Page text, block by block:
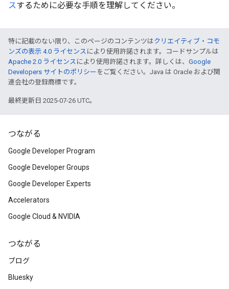
スするために必要な手順を理解してください。
特に記載のない限り、このページのコンテンツはクリエイティブ・コモ
ンズの表示 4.0 ライセンス により使用許諾されます。コードサンプルは
Apache 2.0 ライセンス により使用許諾されます。詳しくは、 Google
Developers サイトのポリシー をご覧ください。Java は Oracle および関
連会社の登録商標です。
最終更新日 2025-07-26 UTC。
つながる
Google Developer Program
Google Developer Groups
Google Developer Experts
Accelerators
Google Cloud & NVIDIA
つながる
ブログ
Bluesky